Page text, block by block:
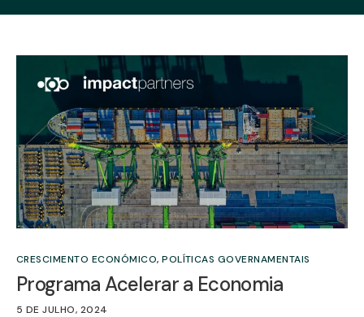
Contactos
CRESCIMENTO ECONÓMICO,POLÍTICAS GOVERNAMENTAIS
Programa Acelerar a Economia
5 DE JULHO, 2024